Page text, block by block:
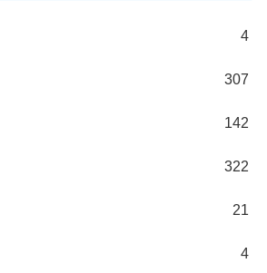
4
307
142
322
21
4